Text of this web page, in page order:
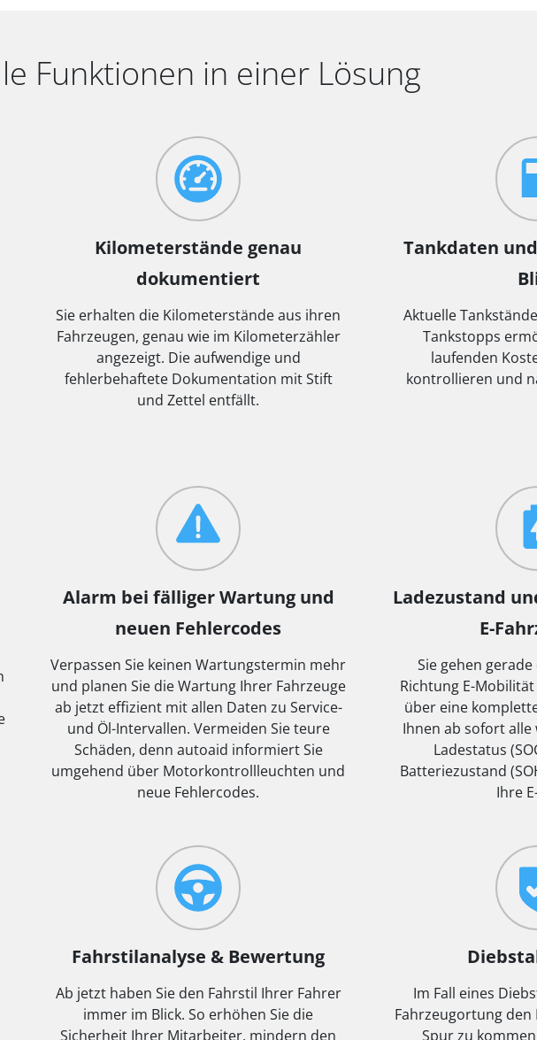
Funktionen in einer Lösung
Kilometerstände genau
dokumentiert
Sie erhalten die Kilometerstände aus ihren
Fahrzeugen, genau wie im Kilometerzähler
angezeigt. Die aufwendige und
fehlerbehaftete Dokumentation mit Stift
und Zettel entfällt.
Tankdaten
Aktuelle
Tankstopps
laufenden
kontrollieren und
Alarm bei fälliger Wartung und
neuen Fehlercodes
Verpassen Sie keinen Wartungstermin mehr
und planen Sie die Wartung Ihrer Fahrzeuge
ab jetzt effizient mit allen Daten zu Service-
und Öl-Intervallen. Vermeiden Sie teure
Schäden, denn autoaid informiert Sie
umgehend über Motorkontrollleuchten und
neue Fehlercodes.
Ladezustand
E-
Sie gehen
Richtung E-
über eine
Ihnen ab sofort
Ladestatus
Batteriezustand
Ihre
Fahrstilanalyse & Bewertung
Ab jetzt haben Sie den Fahrstil Ihrer Fahrer
immer im Blick. So erhöhen Sie die
Sicherheit Ihrer Mitarbeiter, mindern den
Im Fall eines
Fahrzeugortung den
Spur zu